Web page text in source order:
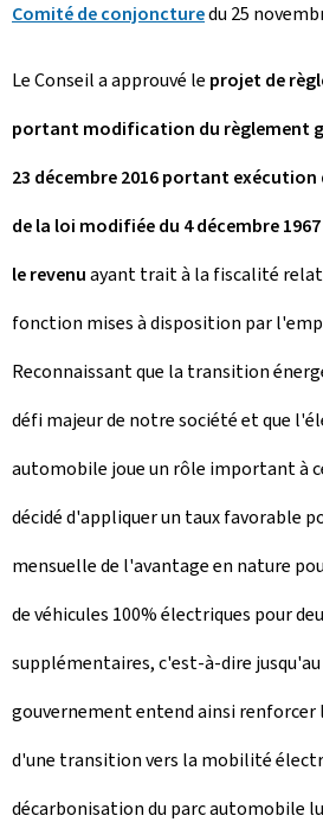
Comité de conjoncturedu 25
Le Conseil a approuvé le projet de
portant modification du règlement
23 décembre 2016 portant exécution
de la loi modifiée du 4 décembre
le revenuayant trait à la fiscalité
fonction mises à disposition par
Reconnaissant que la transition
défi majeur de notre société et que
automobile joue un rôle important à
décidé d'appliquer un taux favorable
mensuelle de l'avantage en nature
de véhicules 100% électriques pour
supplémentaires, c'est-à-dire jusqu'au
gouvernement entend ainsi renforcer
d'une transition vers la mobilité
décarbonisation du parc automobile